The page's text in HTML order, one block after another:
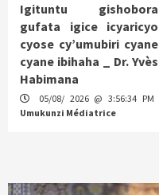
Igituntu gishobora
gufata igice icyaricyo
cyose cy’umubiri cyane
cyane ibihaha _ Dr. Yvès
Habimana
05/08/ 2026 @ 3:56:34 PM
Umukunzi Médiatrice